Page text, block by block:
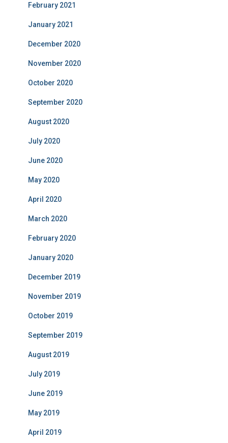
February 2021
January 2021
December 2020
November 2020
October 2020
September 2020
August 2020
July 2020
June 2020
May 2020
April 2020
March 2020
February 2020
January 2020
December 2019
November 2019
October 2019
September 2019
August 2019
July 2019
June 2019
May 2019
April 2019